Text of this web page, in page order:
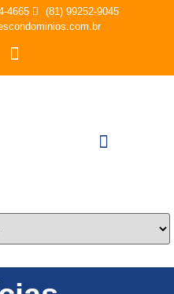
4665
(81) 99252-9045